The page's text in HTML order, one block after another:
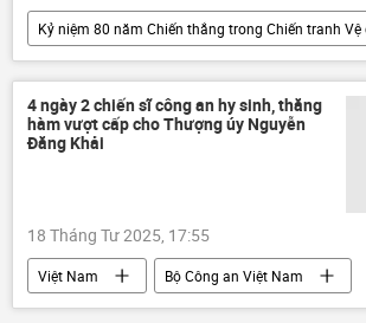
Video
Liên Xô
Hải quân Liên Xô
Đức
Quốc hội Đức
Đức Quốc xã
Adolf Hitler
Thế giới
4 ngày 2 chiến sĩ công an hy sinh, thăng
hàm vượt cấp cho Thượng úy Nguyễn
Đăng Khải
18 Tháng Tư 2025, 17:55
Việt Nam
Bộ Công an Việt Nam
công an
Quảng Ninh
hy sinh